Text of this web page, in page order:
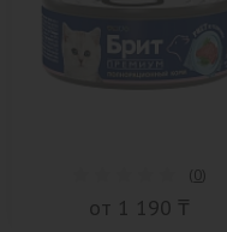
(0)
от 1 190 ₸